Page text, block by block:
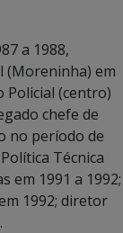
a 1988,
(Moreninha) em
Policial (centro)
chefe de
no período de
Técnica
em 1991 a 1992;
1992; diretor